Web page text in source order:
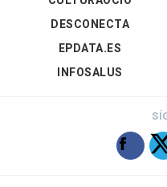
DESCONECTA
EPDATA.ES
INFOSALUS